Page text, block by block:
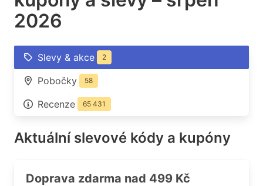
2026
Slevy & akce 2
Pobočky 58
Recenze 65 431
Aktuální slevové kódy a kupóny
Doprava zdarma nad 499 Kč